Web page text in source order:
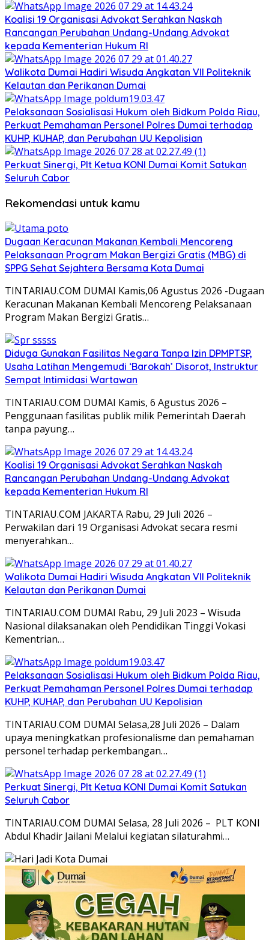
Koalisi 19 Organisasi Advokat Serahkan Naskah
Rancangan Perubahan Undang-Undang Advokat
kepada Kementerian Hukum RI
Walikota Dumai Hadiri Wisuda Angkatan VII Politeknik
Kelautan dan Perikanan Dumai
Pelaksanaan Sosialisasi Hukum oleh Bidkum Polda Riau,
Perkuat Pemahaman Personel Polres Dumai terhadap
KUHP, KUHAP, dan Perubahan UU Kepolisian
Perkuat Sinergi, Plt Ketua KONI Dumai Komit Satukan
Seluruh Cabor
Rekomendasi untuk kamu
Dugaan Keracunan Makanan Kembali Mencoreng
Pelaksanaan Program Makan Bergizi Gratis (MBG) di
SPPG Sehat Sejahtera Bersama Kota Dumai
TINTARIAU.COM DUMAI Kamis,06 Agustus 2026 -Dugaan
Keracunan Makanan Kembali Mencoreng Pelaksanaan
Program Makan Bergizi Gratis…
Diduga Gunakan Fasilitas Negara Tanpa Izin DPMPTSP,
Usaha Latihan Mengemudi ‘Barokah’ Disorot, Instruktur
Sempat Intimidasi Wartawan
TINTARIAU.COM DUMAI Kamis, 6 Agustus 2026 –
Penggunaan fasilitas publik milik Pemerintah Daerah
tanpa payung…
Koalisi 19 Organisasi Advokat Serahkan Naskah
Rancangan Perubahan Undang-Undang Advokat
kepada Kementerian Hukum RI
TINTARIAU.COM JAKARTA Rabu, 29 Juli 2026 –
Perwakilan dari 19 Organisasi Advokat secara resmi
menyerahkan…
Walikota Dumai Hadiri Wisuda Angkatan VII Politeknik
Kelautan dan Perikanan Dumai
TINTARIAU.COM DUMAI Rabu, 29 Juli 2023 – Wisuda
Nasional dilaksanakan oleh Pendidikan Tinggi Vokasi
Kementrian…
Pelaksanaan Sosialisasi Hukum oleh Bidkum Polda Riau,
Perkuat Pemahaman Personel Polres Dumai terhadap
KUHP, KUHAP, dan Perubahan UU Kepolisian
TINTARIAU.COM DUMAI Selasa,28 Juli 2026 – Dalam
upaya meningkatkan profesionalisme dan pemahaman
personel terhadap perkembangan…
Perkuat Sinergi, Plt Ketua KONI Dumai Komit Satukan
Seluruh Cabor
TINTARIAU.COM DUMAI Selasa, 28 Juli 2026 – PLT KONI
Abdul Khadir Jailani Melalui kegiatan silaturahmi…